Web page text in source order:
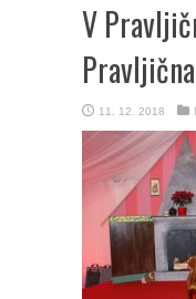
V
11. 12. 2018